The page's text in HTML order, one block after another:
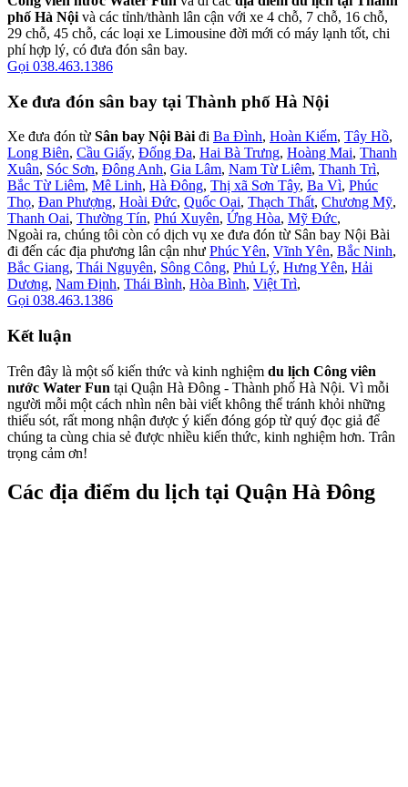
phố Hà Nội và các tỉnh/thành lân cận với xe 4 chỗ, 7 chỗ, 16 chỗ,
29 chỗ, 45 chỗ, các loại xe Limousine đời mới có máy lạnh tốt, chi
phí hợp lý, có đưa đón sân bay.
Gọi 038.463.1386
Xe đưa đón sân bay tại Thành phố Hà Nội
Xe đưa đón từ Sân bay Nội Bài đi Ba Đình, Hoàn Kiếm, Tây Hồ,
Long Biên, Cầu Giấy, Đống Đa, Hai Bà Trưng, Hoàng Mai, Thanh
Xuân, Sóc Sơn, Đông Anh, Gia Lâm, Nam Từ Liêm, Thanh Trì,
Bắc Từ Liêm, Mê Linh, Hà Đông, Thị xã Sơn Tây, Ba Vì, Phúc
Thọ, Đan Phượng, Hoài Đức, Quốc Oai, Thạch Thất, Chương Mỹ,
Thanh Oai, Thường Tín, Phú Xuyên, Ứng Hòa, Mỹ Đức,
Ngoài ra, chúng tôi còn có dịch vụ xe đưa đón từ Sân bay Nội Bài
đi đến các địa phương lân cận như Phúc Yên, Vĩnh Yên, Bắc Ninh,
Bắc Giang, Thái Nguyên, Sông Công, Phủ Lý, Hưng Yên, Hải
Dương, Nam Định, Thái Bình, Hòa Bình, Việt Trì,
Gọi 038.463.1386
Kết luận
Trên đây là một số kiến thức và kinh nghiệm du lịch Công viên
nước Water Fun tại Quận Hà Đông - Thành phố Hà Nội. Vì mỗi
người mỗi một cách nhìn nên bài viết không thể tránh khỏi những
thiếu sót, rất mong nhận được ý kiến đóng góp từ quý đọc giả để
chúng ta cùng chia sẻ được nhiều kiến thức, kinh nghiệm hơn. Trân
trọng cảm ơn!
Các địa điểm du lịch tại Quận Hà Đông